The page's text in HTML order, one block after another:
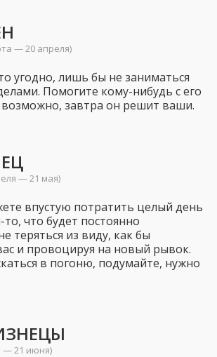
— 20 апреля)
угодно, лишь бы не заниматься
Помогите кому-нибудь с его
завтра он решит ваши.
— 21 мая)
впустую потратить целый день
что будет постоянно
теряться из виду, как бы
и провоцируя на новый рывок.
в погоню, подумайте, нужно
— 21 июня)